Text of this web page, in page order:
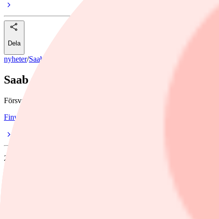
Dela
nyheter/Saab
Saab utser Johan Andersson till ny IR-chef
Försvarsbolaget Saab har utsett Johan Andersson till ny IR-chef med
Finwire
29 augusti, 2025